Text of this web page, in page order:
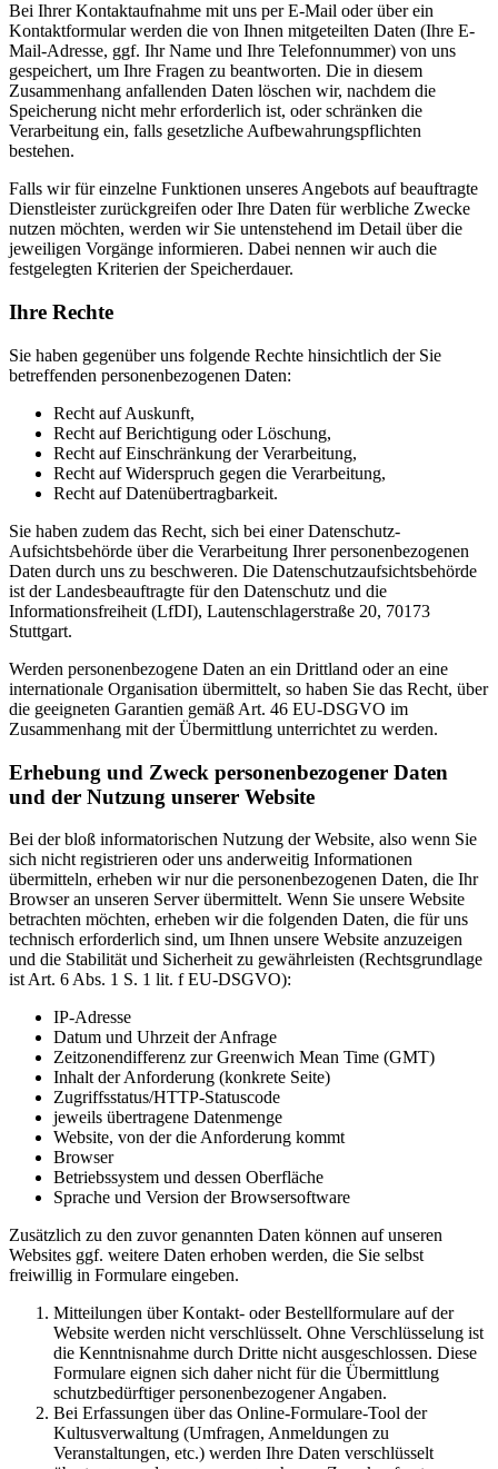
Bei Ihrer Kontaktaufnahme mit uns per E-Mail oder über ein
Kontaktformular werden die von Ihnen mitgeteilten Daten (Ihre E-
Mail-Adresse, ggf. Ihr Name und Ihre Telefonnummer) von uns
gespeichert, um Ihre Fragen zu beantworten. Die in diesem
Zusammenhang anfallenden Daten löschen wir, nachdem die
Speicherung nicht mehr erforderlich ist, oder schränken die
Verarbeitung ein, falls gesetzliche Aufbewahrungspflichten
bestehen.
Falls wir für einzelne Funktionen unseres Angebots auf beauftragte
Dienstleister zurückgreifen oder Ihre Daten für werbliche Zwecke
nutzen möchten, werden wir Sie untenstehend im Detail über die
jeweiligen Vorgänge informieren. Dabei nennen wir auch die
festgelegten Kriterien der Speicherdauer.
Ihre Rechte
Sie haben gegenüber uns folgende Rechte hinsichtlich der Sie
betreffenden personenbezogenen Daten:
Recht auf Auskunft,
Recht auf Berichtigung oder Löschung,
Recht auf Einschränkung der Verarbeitung,
Recht auf Widerspruch gegen die Verarbeitung,
Recht auf Datenübertragbarkeit.
Sie haben zudem das Recht, sich bei einer Datenschutz-
Aufsichtsbehörde über die Verarbeitung Ihrer personenbezogenen
Daten durch uns zu beschweren. Die Datenschutzaufsichtsbehörde
ist der Landesbeauftragte für den Datenschutz und die
Informationsfreiheit (LfDI), Lautenschlagerstraße 20, 70173
Stuttgart.
Werden personenbezogene Daten an ein Drittland oder an eine
internationale Organisation übermittelt, so haben Sie das Recht, über
die geeigneten Garantien gemäß Art. 46 EU-DSGVO im
Zusammenhang mit der Übermittlung unterrichtet zu werden.
Erhebung und Zweck personenbezogener Daten
und der Nutzung unserer Website
Bei der bloß informatorischen Nutzung der Website, also wenn Sie
sich nicht registrieren oder uns anderweitig Informationen
übermitteln, erheben wir nur die personenbezogenen Daten, die Ihr
Browser an unseren Server übermittelt. Wenn Sie unsere Website
betrachten möchten, erheben wir die folgenden Daten, die für uns
technisch erforderlich sind, um Ihnen unsere Website anzuzeigen
und die Stabilität und Sicherheit zu gewährleisten (Rechtsgrundlage
ist Art. 6 Abs. 1 S. 1 lit. f EU-DSGVO):
IP-Adresse
Datum und Uhrzeit der Anfrage
Zeitzonendifferenz zur Greenwich Mean Time (GMT)
Inhalt der Anforderung (konkrete Seite)
Zugriffsstatus/HTTP-Statuscode
jeweils übertragene Datenmenge
Website, von der die Anforderung kommt
Browser
Betriebssystem und dessen Oberfläche
Sprache und Version der Browsersoftware
Zusätzlich zu den zuvor genannten Daten können auf unseren
Websites ggf. weitere Daten erhoben werden, die Sie selbst
freiwillig in Formulare eingeben.
Mitteilungen über Kontakt- oder Bestellformulare auf der
Website werden nicht verschlüsselt. Ohne Verschlüsselung ist
die Kenntnisnahme durch Dritte nicht ausgeschlossen. Diese
Formulare eignen sich daher nicht für die Übermittlung
schutzbedürftiger personenbezogener Angaben.
Bei Erfassungen über das Online-Formulare-Tool der
Kultusverwaltung (Umfragen, Anmeldungen zu
Veranstaltungen, etc.) werden Ihre Daten verschlüsselt